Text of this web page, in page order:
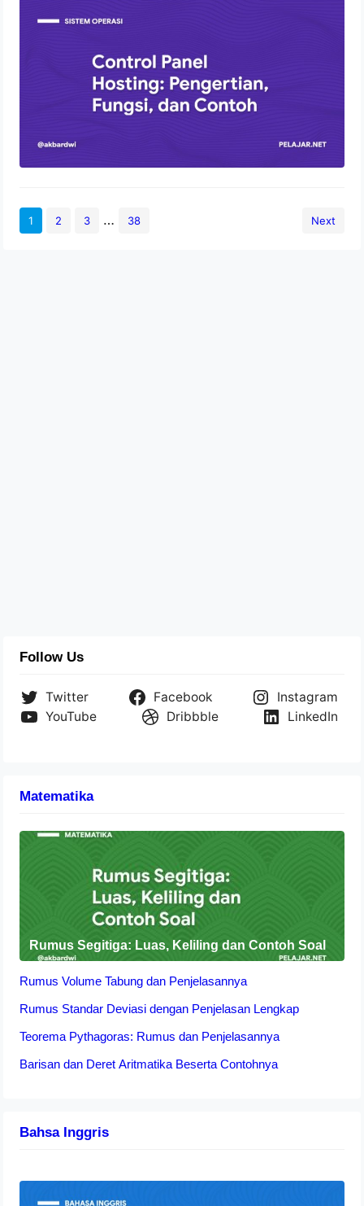
1 2 3 … 38 Next
Follow Us
Twitter Facebook
Instagram
YouTube
Dribbble LinkedIn
Matematika
Rumus Segitiga: Luas, Keliling dan Contoh Soal
Rumus Volume Tabung dan Penjelasannya
Rumus Standar Deviasi dengan Penjelasan Lengkap
Teorema Pythagoras: Rumus dan Penjelasannya
Barisan dan Deret Aritmatika Beserta Contohnya
Bahsa Inggris